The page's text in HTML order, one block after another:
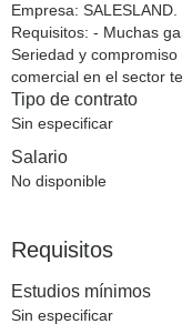
Empresa: SALESLAND.
Requisitos: - Muchas
Seriedad y
comercial en el sector
Tipo de contrato
Sin especificar
Salario
No disponible
Requisitos
Estudios mínimos
Sin especificar